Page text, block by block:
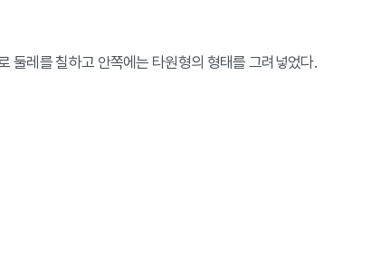
둘레를 칠하고 안쪽에는 타원형의 형태를 그려넣었다.